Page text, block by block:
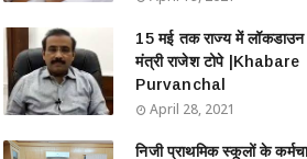
15 मई तक राज्य में लॉकडाउन
मंत्री राजेश टोपे |Khabare
Purvanchal
April 28, 2021
निजी प्राथमिक स्कूलों के